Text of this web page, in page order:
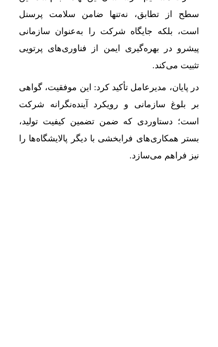
سطح از تطابق، نه‌تنها ضامن سلامت پرسنل
است، بلکه جایگاه شرکت را به‌عنوان سازمانی
پیشرو در بهره‌گیری ایمن از فناوری‌های پرتویی
تثبیت می‌کند.
در پایان، مدیرعامل تأکید کرد: این موفقیت، گواهی
بر بلوغ سازمانی و رویکرد آینده‌نگرانه شرکت
است؛ دستاوردی که ضمن تضمین کیفیت تولید،
بستر همکاری‌های فرابخشی با دیگر پالایشگاه‌ها را
نیز فراهم می‌سازد.